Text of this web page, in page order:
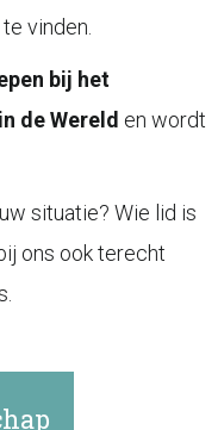
vinden.
bij het
de Wereld en wordt
situatie? Wie lid is
ons ook terecht